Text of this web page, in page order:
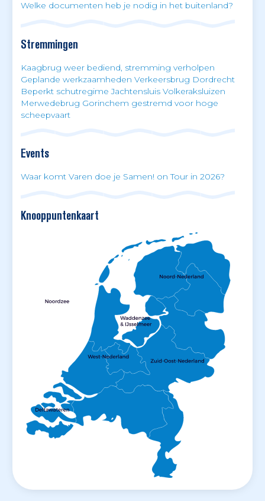
Welke documenten heb je nodig in het buitenland?
Stremmingen
Kaagbrug weer bediend, stremming verholpen
Geplande werkzaamheden Verkeersbrug Dordrecht
Beperkt schutregime Jachtensluis Volkeraksluizen
Merwedebrug Gorinchem gestremd voor hoge
scheepvaart
Events
Waar komt Varen doe je Samen! on Tour in 2026?
Knooppuntenkaart